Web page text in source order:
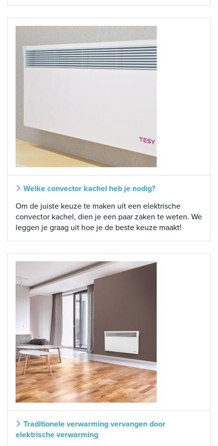
Welke convector kachel heb je nodig?
Om de juiste keuze te maken uit een elektrische
convector kachel, dien je een paar zaken te weten. We
leggen je graag uit hoe je de beste keuze maakt!
Traditionele verwarming vervangen door
elektrische verwarming